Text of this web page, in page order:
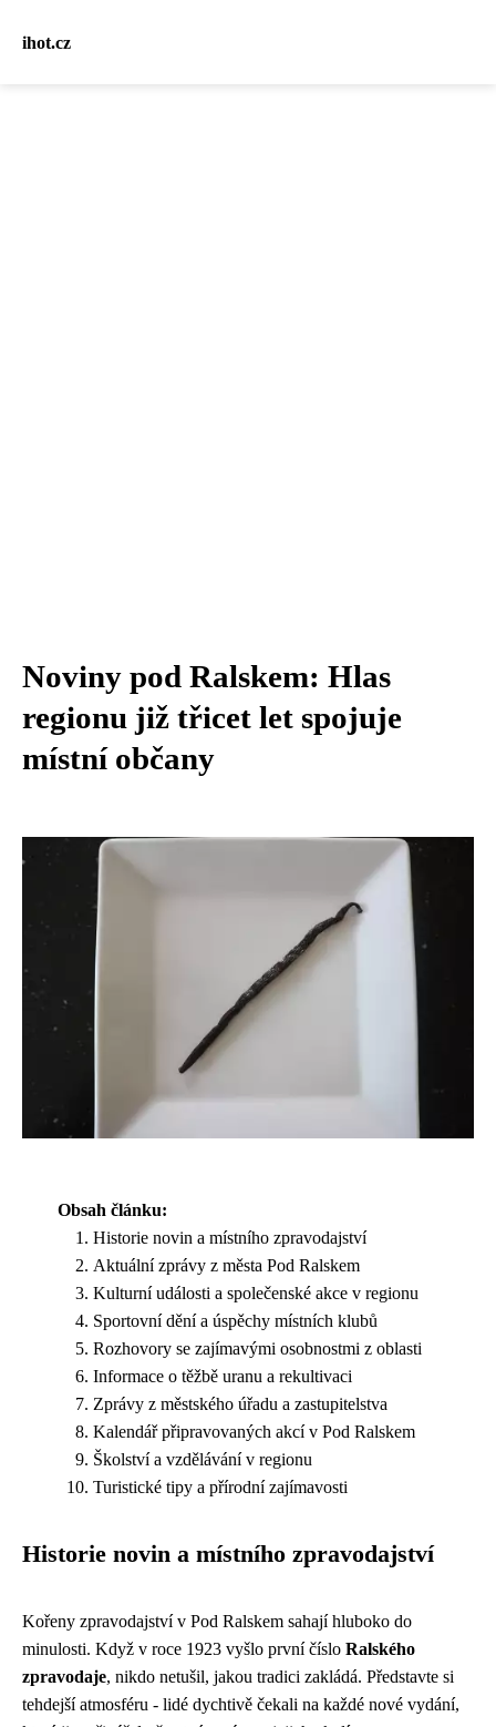
ihot.cz
Noviny pod Ralskem: Hlas
regionu již třicet let spojuje
místní občany
Obsah článku:
Historie novin a místního zpravodajství
Aktuální zprávy z města Pod Ralskem
Kulturní události a společenské akce v regionu
Sportovní dění a úspěchy místních klubů
Rozhovory se zajímavými osobnostmi z oblasti
Informace o těžbě uranu a rekultivaci
Zprávy z městského úřadu a zastupitelstva
Kalendář připravovaných akcí v Pod Ralskem
Školství a vzdělávání v regionu
Turistické tipy a přírodní zajímavosti
Historie novin a místního zpravodajství
Kořeny zpravodajství v Pod Ralskem sahají hluboko do
minulosti. Když v roce 1923 vyšlo první číslo Ralského
zpravodaje, nikdo netušil, jakou tradici zakládá. Představte si
tehdejší atmosféru - lidé dychtivě čekali na každé nové vydání,